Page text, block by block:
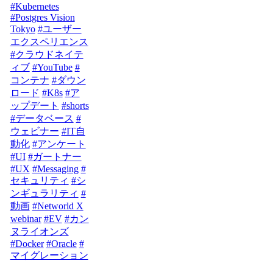
#Kubernetes
#Postgres Vision
Tokyo #ユーザー
エクスペリエンス
#クラウドネイテ
ィブ #YouTube #
コンテナ #ダウン
ロード #K8s #ア
ップデート #shorts
#データベース #
ウェビナー #IT自
動化 #アンケート
#UI #ガートナー
#UX #Messaging #
セキュリティ #シ
ンギュラリティ #
動画 #Networld X
webinar #EV #カン
ヌライオンズ
#Docker #Oracle #
マイグレーション